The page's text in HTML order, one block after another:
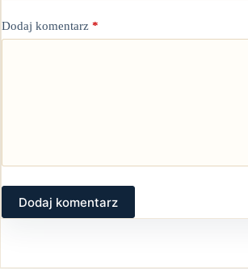
Dodaj komentarz *
Dodaj komentarz